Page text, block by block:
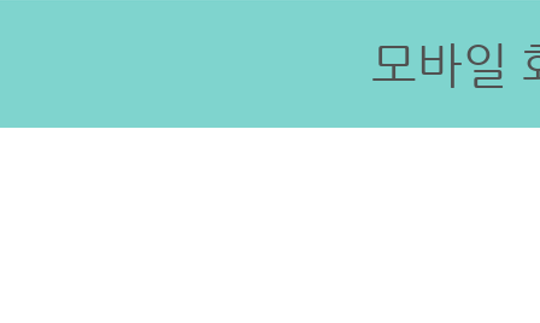
모바일